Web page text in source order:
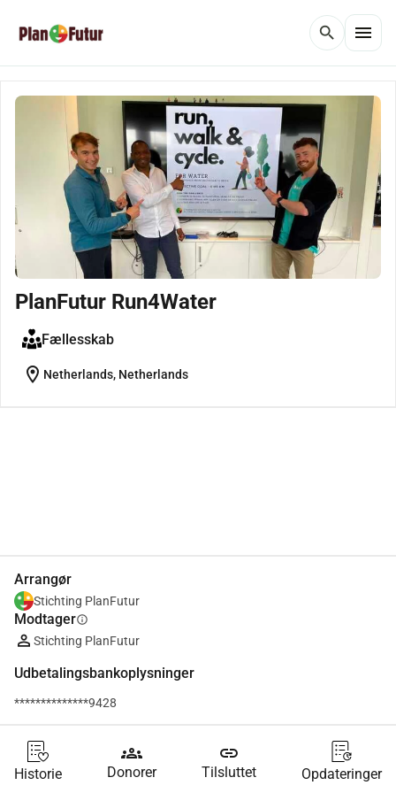
search menu
PlanFutur Run4Water
Fællesskab
location_on Netherlands, Netherlands
Arrangør
Stichting PlanFutur
Modtagerinfo
Stichting PlanFutur
Udbetalingsbankoplysninger
**************9428
Historie
groups
Donorer
link
Tilsluttet Opdateringer